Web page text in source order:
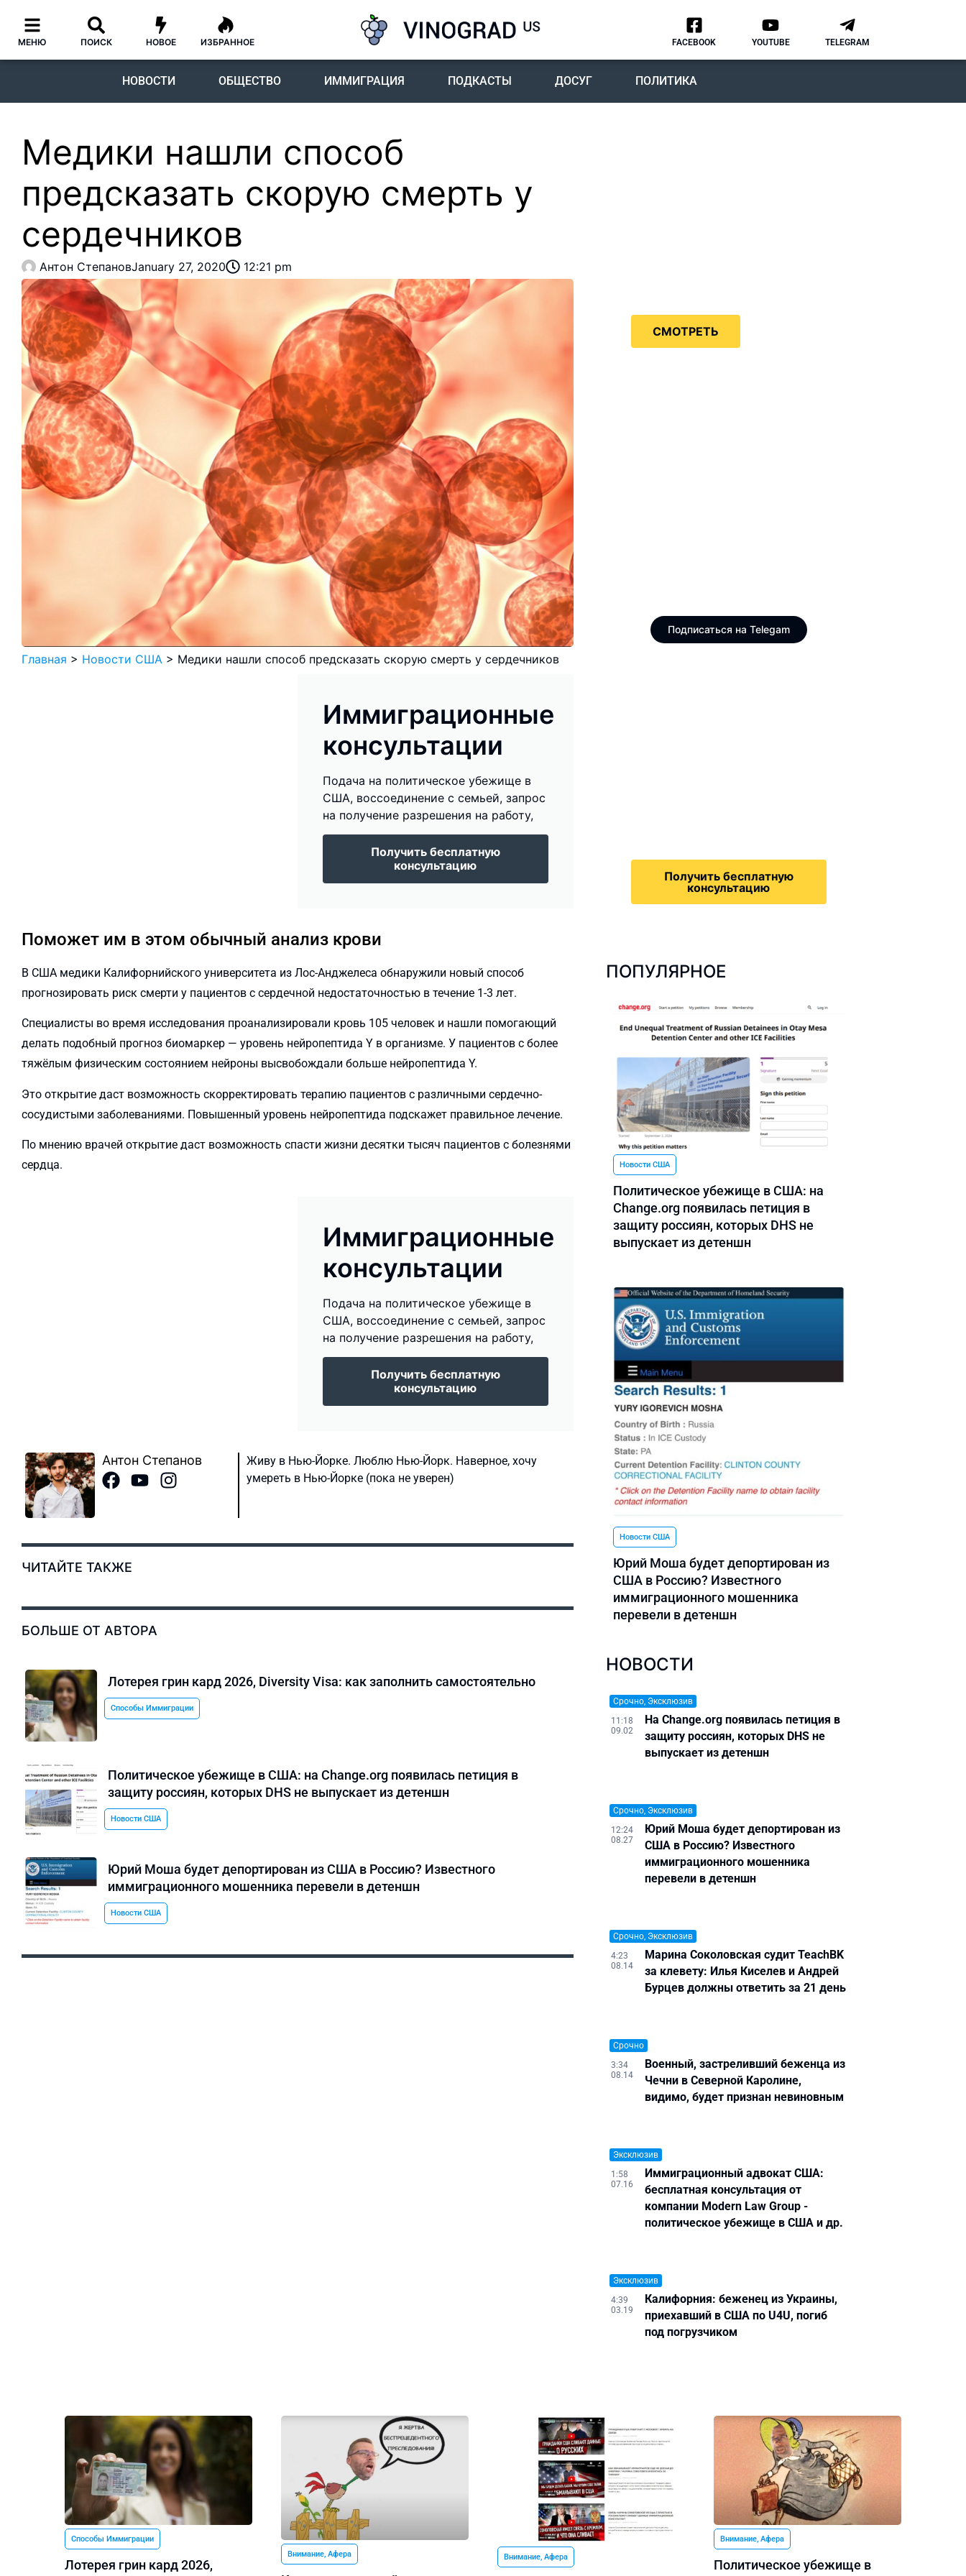
МЕНЮ ПОИСК НОВОЕ ИЗБРАННОЕ FACEBOOK YOUTUBE TELEGRAM
НОВОСТИ ОБЩЕСТВО ИММИГРАЦИЯ ПОДКАСТЫ ДОСУГ ПОЛИТИКА
Медики нашли способ
предсказать скорую смерть у
сердечников
Антон СтепановJanuary 27, 2020 12:21 pm
Главная > Новости США > Медики нашли способ предсказать скорую смерть у сердечников
Иммиграционные
консультации
Подача на политическое убежище в
США, воссоединение с семьей, запрос
на получение разрешения на работу,
Получить бесплатную
консультацию
Поможет им в этом обычный анализ крови
В США медики Калифорнийского университета из Лос-Анджелеса обнаружили новый способ
прогнозировать риск смерти у пациентов с сердечной недостаточностью в течение 1-3 лет.
Специалисты во время исследования проанализировали кровь 105 человек и нашли помогающий
делать подобный прогноз биомаркер — уровень нейропептида Y в организме. У пациентов с более
тяжёлым физическим состоянием нейроны высвобождали больше нейропептида Y.
Это открытие даст возможность скорректировать терапию пациентов с различными сердечно-
сосудистыми заболеваниями. Повышенный уровень нейропептида подскажет правильное лечение.
По мнению врачей открытие даст возможность спасти жизни десятки тысяч пациентов с болезнями
сердца.
Иммиграционные
консультации
Подача на политическое убежище в
США, воссоединение с семьей, запрос
на получение разрешения на работу,
Получить бесплатную
консультацию
Антон Степанов
Живу в Нью-Йорке. Люблю Нью-Йорк. Наверное, хочу
умереть в Нью-Йорке (пока не уверен)
ЧИТАЙТЕ ТАКЖЕ
БОЛЬШЕ ОТ АВТОРА
Лотерея грин кард 2026, Diversity Visa: как заполнить самостоятельно
Способы Иммиграции
Политическое убежище в США: на Change.org появилась петиция в
защиту россиян, которых DHS не выпускает из детеншн
Новости США
Юрий Моша будет депортирован из США в Россию? Известного
иммиграционного мошенника перевели в детеншн
Новости США
СМОТРЕТЬ
Подписаться на Telegam
Получить бесплатную
консультацию
ПОПУЛЯРНОЕ
Новости США
Политическое убежище в США: на
Change.org появилась петиция в
защиту россиян, которых DHS не
выпускает из детеншн
Новости США
Юрий Моша будет депортирован из
США в Россию? Известного
иммиграционного мошенника
перевели в детеншн
НОВОСТИ
Срочно, Эксклюзив
11:18
09.02
На Change.org появилась петиция в
защиту россиян, которых DHS не
выпускает из детеншн
Срочно, Эксклюзив
12:24
08.27
Юрий Моша будет депортирован из
США в Россию? Известного
иммиграционного мошенника
перевели в детеншн
Срочно, Эксклюзив
4:23
08.14
Марина Соколовская судит TeachBK
за клевету: Илья Киселев и Андрей
Бурцев должны ответить за 21 день
Срочно
3:34
08.14
Военный, застреливший беженца из
Чечни в Северной Каролине,
видимо, будет признан невиновным
Эксклюзив
1:58
07.16
Иммиграционный адвокат США:
бесплатная консультация от
компании Modern Law Group -
политическое убежище в США и др.
Эксклюзив
4:39
03.19
Калифорния: беженец из Украины,
приехавший в США по U4U, погиб
под погрузчиком
Способы Иммиграции
Лотерея грин кард 2026,
Внимание, Афера Внимание, Афера
Внимание, Афера
Политическое убежище в